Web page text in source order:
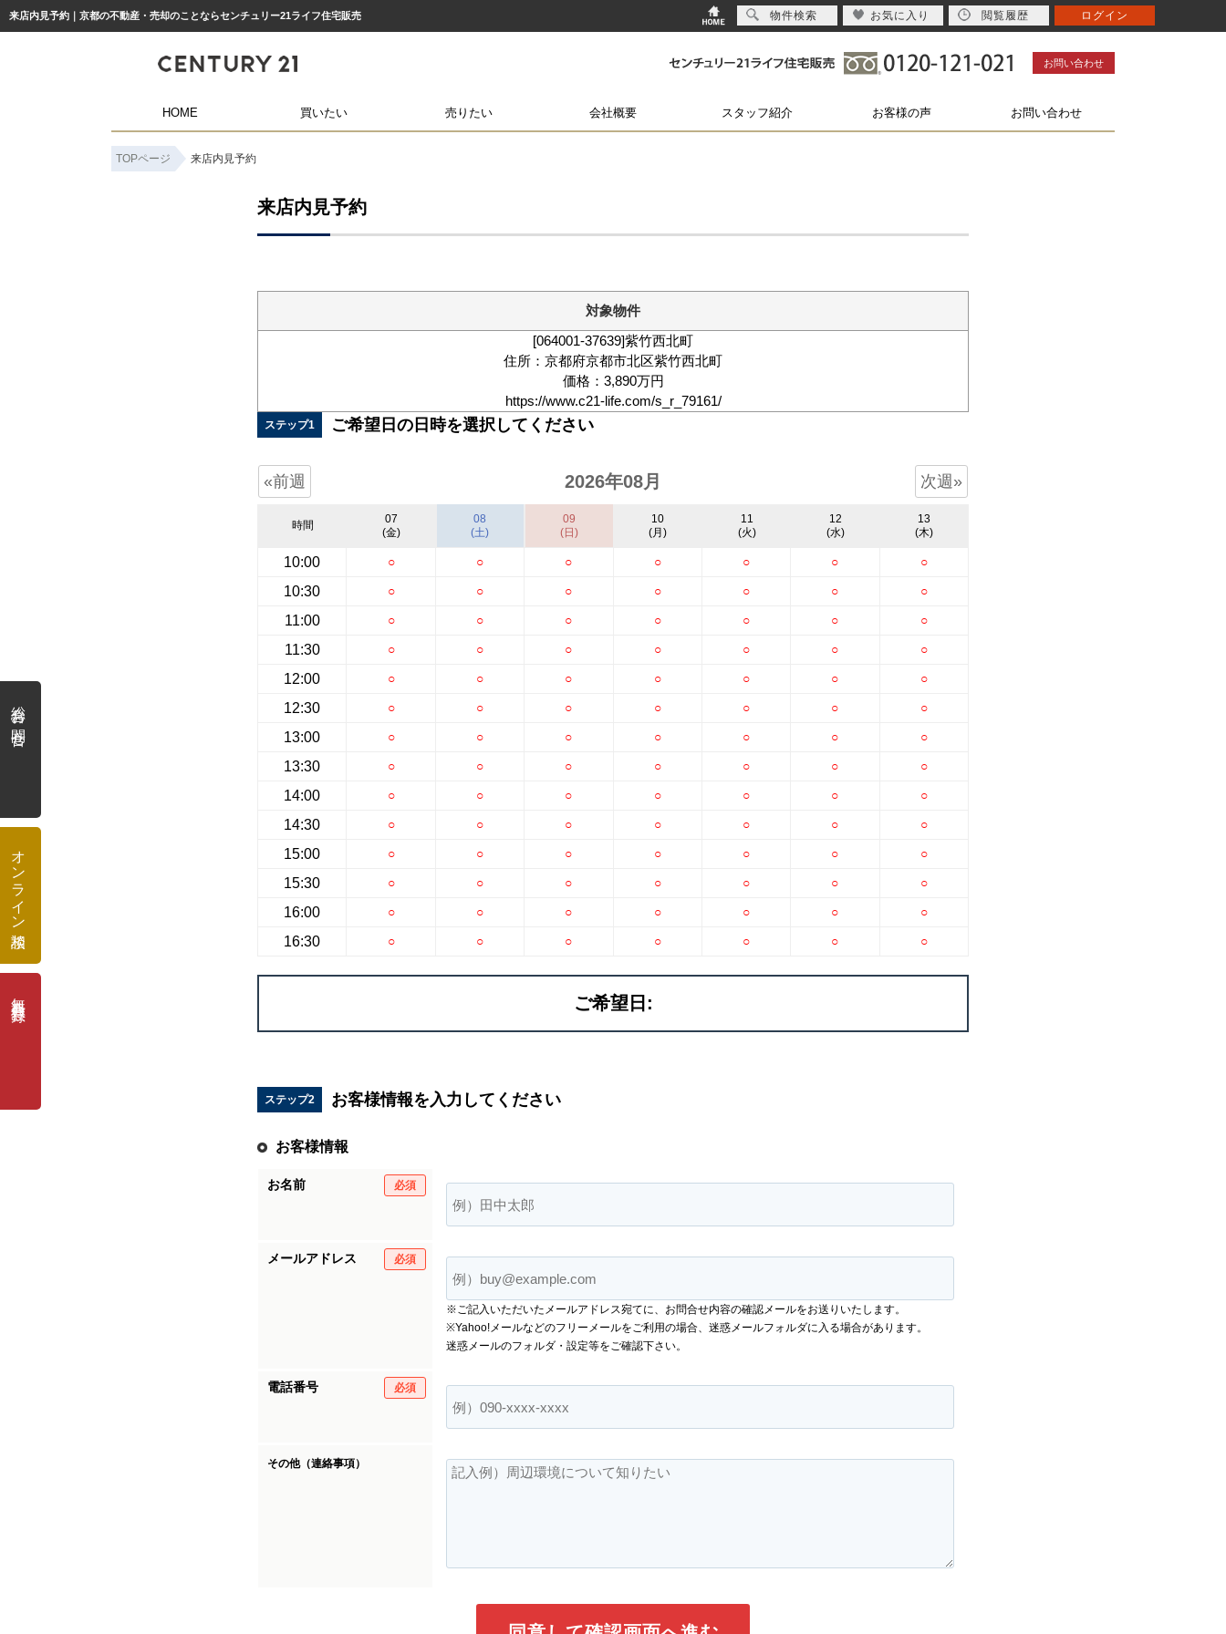
来店内見予約｜京都の不動産・売却のことならセンチュリー21ライフ住宅販売
お問い合わせ
HOME 買いたい 売りたい 会社概要 スタッフ紹介 お客様の声 お問い合わせ
TOPページ 来店内見予約
来店内見予約
対象物件
[064001-37639]紫竹西北町
住所：京都府京都市北区紫竹西北町
価格：3,890万円
https://www.c21-life.com/s_r_79161/
ステップ1 ご希望日の日時を選択してください
«前週 2026年08月 次週»
時間
10:00
10:30
11:00
11:30
12:00
12:30
13:00
13:30
14:00
14:30
15:00
15:30
16:00
16:30
07
(金)
○
○
○
○
○
○
○
○
○
○
○
○
○
○
08
(土)
○
○
○
○
○
○
○
○
○
○
○
○
○
○
09
(日)
○
○
○
○
○
○
○
○
○
○
○
○
○
○
10
(月)
○
○
○
○
○
○
○
○
○
○
○
○
○
○
11
(火)
○
○
○
○
○
○
○
○
○
○
○
○
○
○
12
(水)
○
○
○
○
○
○
○
○
○
○
○
○
○
○
13
(木)
○
○
○
○
○
○
○
○
○
○
○
○
○
○
ご希望日:
ステップ2 お客様情報を入力してください
お客様情報
お名前 必須
メールアドレス 必須
※ご記入いただいたメールアドレス宛てに、お問合せ内容の確認メールをお送りいたします。
※Yahoo!メールなどのフリーメールをご利用の場合、迷惑メールフォルダに入る場合があります。
迷惑メールのフォルダ・設定等をご確認下さい。
電話番号 必須
その他（連絡事項）
総合お問合せ
オンライン相談
物件検索 お気に入り 閲覧履歴 ログイン